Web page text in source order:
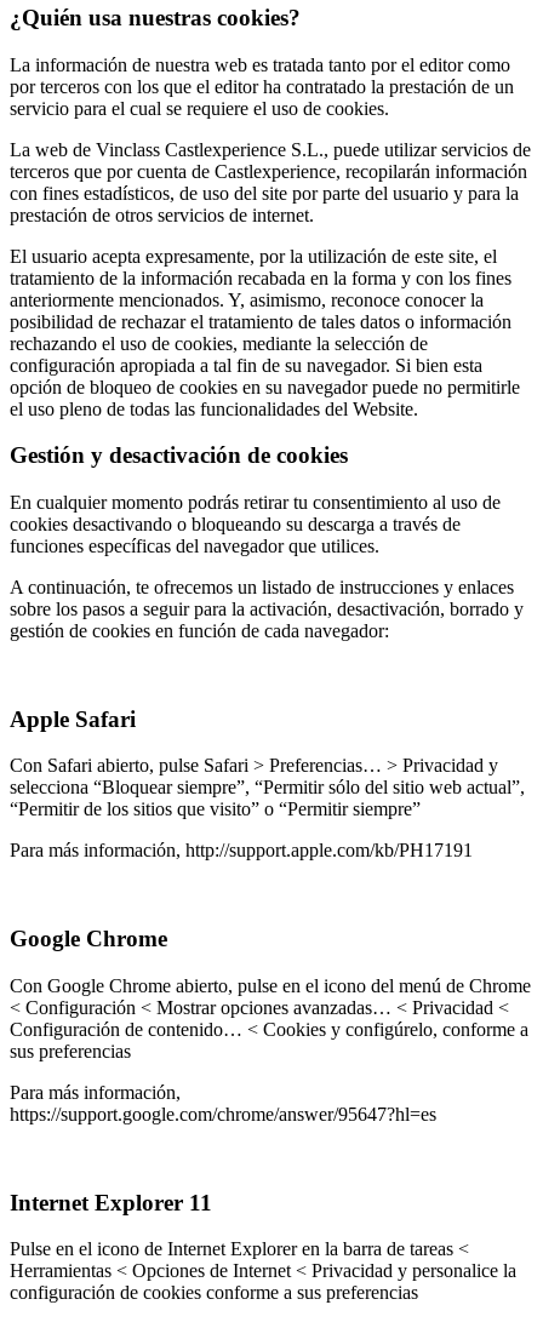
¿Quién usa nuestras cookies?
La información de nuestra web es tratada tanto por el editor como
por terceros con los que el editor ha contratado la prestación de un
servicio para el cual se requiere el uso de cookies.
La web de Vinclass Castlexperience S.L., puede utilizar servicios de
terceros que por cuenta de Castlexperience, recopilarán información
con fines estadísticos, de uso del site por parte del usuario y para la
prestación de otros servicios de internet.
El usuario acepta expresamente, por la utilización de este site, el
tratamiento de la información recabada en la forma y con los fines
anteriormente mencionados. Y, asimismo, reconoce conocer la
posibilidad de rechazar el tratamiento de tales datos o información
rechazando el uso de cookies, mediante la selección de
configuración apropiada a tal fin de su navegador. Si bien esta
opción de bloqueo de cookies en su navegador puede no permitirle
el uso pleno de todas las funcionalidades del Website.
Gestión y desactivación de cookies
En cualquier momento podrás retirar tu consentimiento al uso de
cookies desactivando o bloqueando su descarga a través de
funciones específicas del navegador que utilices.
A continuación, te ofrecemos un listado de instrucciones y enlaces
sobre los pasos a seguir para la activación, desactivación, borrado y
gestión de cookies en función de cada navegador:
Apple Safari
Con Safari abierto, pulse Safari > Preferencias… > Privacidad y
selecciona “Bloquear siempre”, “Permitir sólo del sitio web actual”,
“Permitir de los sitios que visito” o “Permitir siempre”
Para más información, http://support.apple.com/kb/PH17191
Google Chrome
Con Google Chrome abierto, pulse en el icono del menú de Chrome
< Configuración < Mostrar opciones avanzadas… < Privacidad <
Configuración de contenido… < Cookies y configúrelo, conforme a
sus preferencias
Para más información,
https://support.google.com/chrome/answer/95647?hl=es
Internet Explorer 11
Pulse en el icono de Internet Explorer en la barra de tareas <
Herramientas < Opciones de Internet < Privacidad y personalice la
configuración de cookies conforme a sus preferencias